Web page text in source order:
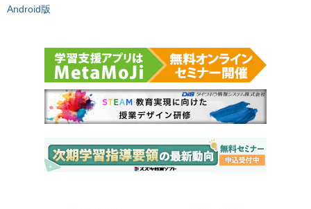
Android版